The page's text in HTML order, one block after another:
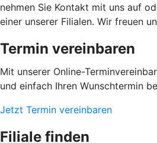
nehmen Sie Kontakt mit uns auf
einer unserer Filialen. Wir freuen
Termin vereinbaren
Mit unserer Online-
und einfach Ihren Wunschtermin
Jetzt Termin vereinbaren
Filiale finden